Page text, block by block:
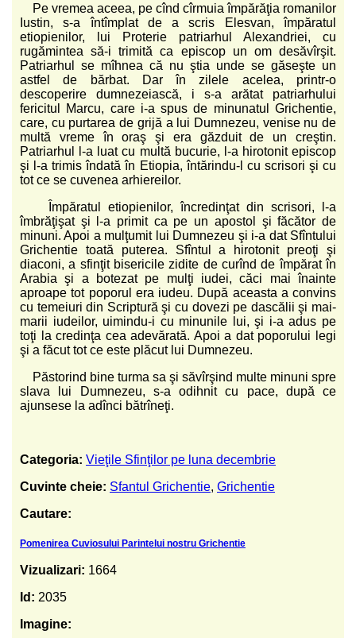
Pe vremea aceea, pe cînd cîrmuia împărăţia romanilor
Iustin, s-a întîmplat de a scris Elesvan, împăratul
etiopienilor, lui Proterie patriarhul Alexandriei, cu
rugămintea să-i trimită ca episcop un om desăvîrşit.
Patriarhul se mîhnea că nu ştia unde se găseşte un
astfel de bărbat. Dar în zilele acelea, printr-o
descoperire dumnezeiască, i s-a arătat patriarhului
fericitul Marcu, care i-a spus de minunatul Grichentie,
care, cu purtarea de grijă a lui Dumnezeu, venise nu de
multă vreme în oraş şi era găzduit de un creştin.
Patriarhul l-a luat cu multă bucurie, l-a hirotonit episcop
şi l-a trimis îndată în Etiopia, întărindu-l cu scrisori şi cu
tot ce se cuvenea arhiereilor.
Împăratul etiopienilor, încredinţat din scrisori, l-a
îmbrăţişat şi l-a primit ca pe un apostol şi făcător de
minuni. Apoi a mulţumit lui Dumnezeu şi i-a dat Sfîntului
Grichentie toată puterea. Sfîntul a hirotonit preoţi şi
diaconi, a sfinţit bisericile zidite de curînd de împărat în
Arabia şi a botezat pe mulţi iudei, căci mai înainte
aproape tot poporul era iudeu. După aceasta a convins
cu temeiuri din Scriptură şi cu dovezi pe dascălii şi mai-
marii iudeilor, uimindu-i cu minunile lui, şi i-a adus pe
toţi la credinţa cea adevărată. Apoi a dat poporului legi
şi a făcut tot ce este plăcut lui Dumnezeu.
Păstorind bine turma sa şi săvîrşind multe minuni spre
slava lui Dumnezeu, s-a odihnit cu pace, după ce
ajunsese la adînci bătrîneţi.
Categoria: Vieţile Sfinţilor pe luna decembrie
Cuvinte cheie: Sfantul Grichentie, Grichentie
Cautare:
Pomenirea Cuviosului Parintelui nostru Grichentie
Vizualizari: 1664
Id: 2035
Imagine: